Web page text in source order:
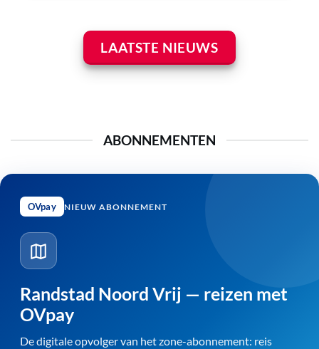
LAATSTE NIEUWS
ABONNEMENTEN
OVpay NIEUW ABONNEMENT
Randstad Noord Vrij — reizen met
OVpay
De digitale opvolger van het zone-abonnement: reis